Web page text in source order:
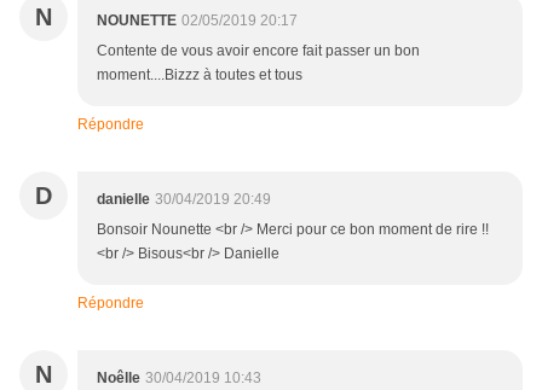
N NOUNETTE 02/05/2019 20:17
Contente de vous avoir encore fait passer un bon
moment....Bizzz à toutes et tous
Répondre
D danielle 30/04/2019 20:49
Bonsoir Nounette <br /> Merci pour ce bon moment de rire !!
<br /> Bisous<br /> Danielle
Répondre
N Noêlle 30/04/2019 10:43